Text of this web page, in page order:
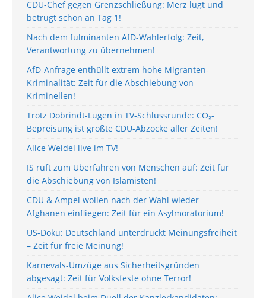
CDU-Chef gegen Grenzschließung: Merz lügt und
betrügt schon an Tag 1!
Nach dem fulminanten AfD-Wahlerfolg: Zeit,
Verantwortung zu übernehmen!
AfD-Anfrage enthüllt extrem hohe Migranten-
Kriminalität: Zeit für die Abschiebung von
Kriminellen!
Trotz Dobrindt-Lügen in TV-Schlussrunde: CO₂-
Bepreisung ist größte CDU-Abzocke aller Zeiten!
Alice Weidel live im TV!
IS ruft zum Überfahren von Menschen auf: Zeit für
die Abschiebung von Islamisten!
CDU & Ampel wollen nach der Wahl wieder
Afghanen einfliegen: Zeit für ein Asylmoratorium!
US-Doku: Deutschland unterdrückt Meinungsfreiheit
– Zeit für freie Meinung!
Karnevals-Umzüge aus Sicherheitsgründen
abgesagt: Zeit für Volksfeste ohne Terror!